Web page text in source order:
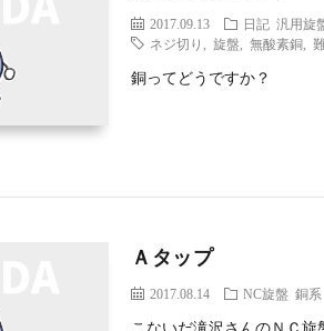
2017.09.13 日記 汎用旋
ネジ切り
,旋盤 ,無酸素銅 ,
銅ってどうですか？
Ａタップ
2017.08.14 NC旋盤 銅系
こないだ滝沢さんのＮＣ旋